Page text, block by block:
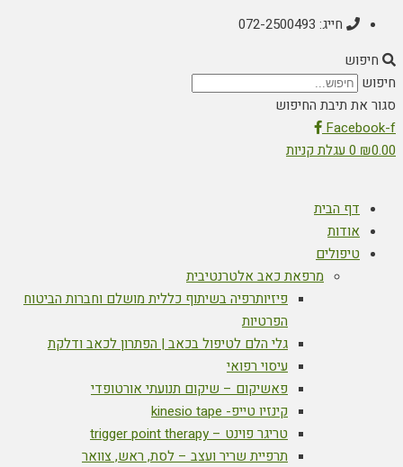
חייג: 072-2500493
חיפוש
חיפוש
סגור את תיבת החיפוש
Facebook-f
₪0.00
0 עגלת קניות
דף הבית
אודות
טיפולים
מרפאת כאב אלטרנטיבית
פיזיותרפיה בשיתוף כללית מושלם וחברות הביטוח
הפרטיות
גלי הלם לטיפול בכאב | הפתרון לכאב ודלקת
עיסוי רפואי
פאשיקום – שיקום תנועתי אורטופדי
קינזיו טייפ- kinesio tape
טריגר פוינט – trigger point therapy
תרפיית שריר ועצב – לסת, ראש, צוואר